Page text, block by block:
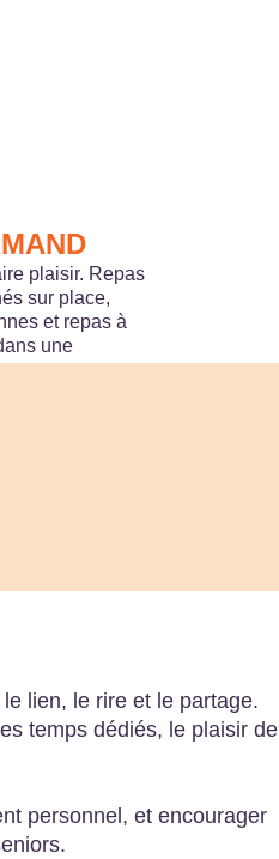
plaisir. Repas
sur place,
et repas à
une
lien, le rire et le partage.
temps dédiés, le plaisir de
personnel, et encourager